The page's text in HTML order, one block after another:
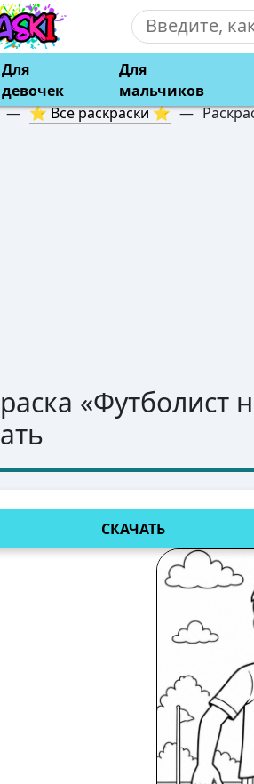
Для
девочек
Для
мальчиков
— ⭐ Все раскраски ⭐ —
«Футболист
СКАЧАТЬ